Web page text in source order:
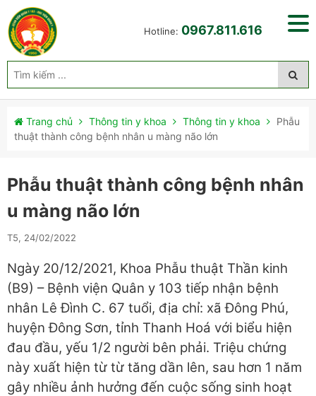
Hotline: 0967.811.616
Trang chủ Thông tin y khoa Thông tin y khoa
Phẫu
thuật thành công bệnh nhân u màng não lớn
Phẫu thuật thành công bệnh nhân
u màng não lớn
T5, 24/02/2022
Ngày 20/12/2021, Khoa Phẫu thuật Thần kinh
(B9) – Bệnh viện Quân y 103 tiếp nhận bệnh
nhân Lê Đình C. 67 tuổi, địa chỉ: xã Đông Phú,
huyện Đông Sơn, tỉnh Thanh Hoá với biểu hiện
đau đầu, yếu 1/2 người bên phải. Triệu chứng
này xuất hiện từ từ tăng dần lên, sau hơn 1 năm
gây nhiều ảnh hưởng đến cuộc sống sinh hoạt